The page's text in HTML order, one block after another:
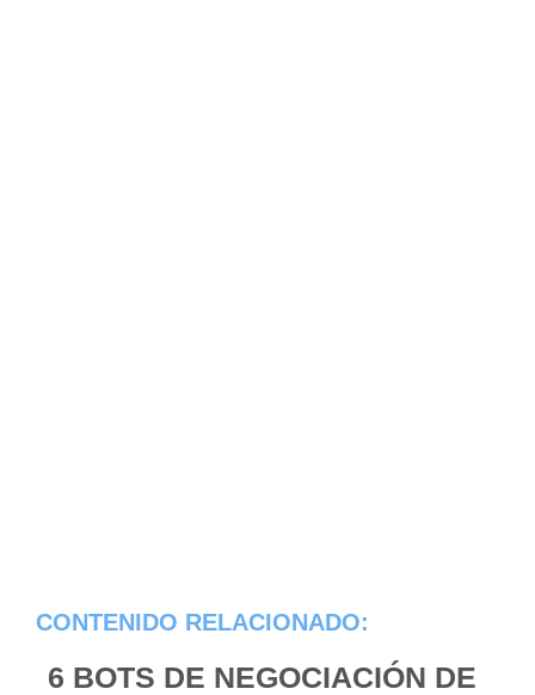
CONTENIDO RELACIONADO:
6 BOTS DE NEGOCIACIÓN DE